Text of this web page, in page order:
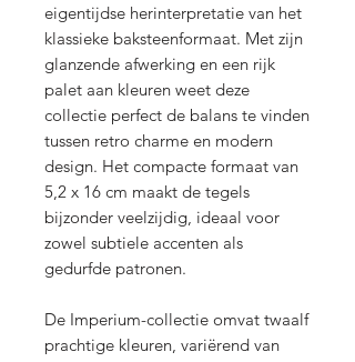
eigentijdse herinterpretatie van het
klassieke baksteenformaat. Met zijn
glanzende afwerking en een rijk
palet aan kleuren weet deze
collectie perfect de balans te vinden
tussen retro charme en modern
design. Het compacte formaat van
5,2 x 16 cm maakt de tegels
bijzonder veelzijdig, ideaal voor
zowel subtiele accenten als
gedurfde patronen.
De Imperium-collectie omvat twaalf
prachtige kleuren, variërend van